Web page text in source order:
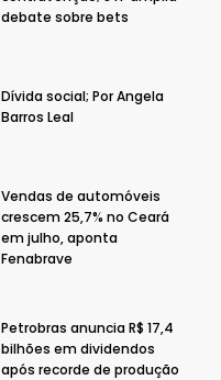
debate sobre bets
Dívida social; Por Angela
Barros Leal
Vendas de automóveis
crescem 25,7% no Ceará
em julho, aponta
Fenabrave
Petrobras anuncia R$ 17,4
bilhões em dividendos
após recorde de produção